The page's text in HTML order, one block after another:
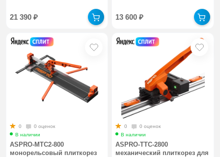
21 390₽ 13 600₽
0
0 оценок
В наличии
ASPRO-MTC2-800
монорельсовый плиткорез
0
0 оценок
В наличии
ASPRO-TTC-2800
механический плиткорез для